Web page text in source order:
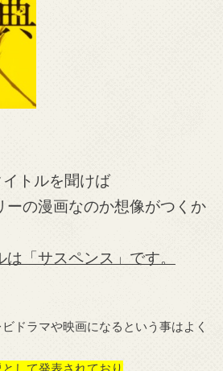
イトルを聞けば
ーの漫画なのか想像がつくか
「サスペンス」です。
ドラマや映画になるという事はよく
して発表されており